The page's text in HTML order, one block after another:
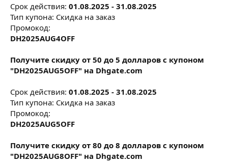
Срок действия: 01.08.2025 - 31.08.2025
Тип купона: Скидка на заказ
Промокод:
DH2025AUG4OFF
Получите скидку от 50 до 5 долларов с купоном
"DH2025AUG5OFF" на Dhgate.com
Срок действия: 01.08.2025 - 31.08.2025
Тип купона: Скидка на заказ
Промокод:
DH2025AUG5OFF
Получите скидку от 80 до 8 долларов с купоном
"DH2025AUG8OFF" на Dhgate.com